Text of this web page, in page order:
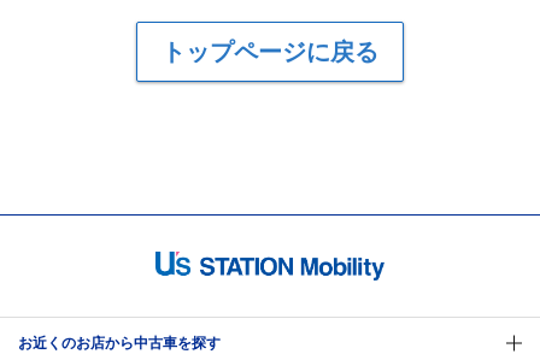
トップページに戻る
お近くのお店から中古車を探す